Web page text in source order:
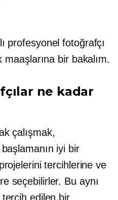
profesyonel fotoğrafçı
maaşlarına bir bakalım.
ne kadar
çalışmak,
iyi bir
tercihlerine ve
seçebilirler. Bu aynı
edilen bir